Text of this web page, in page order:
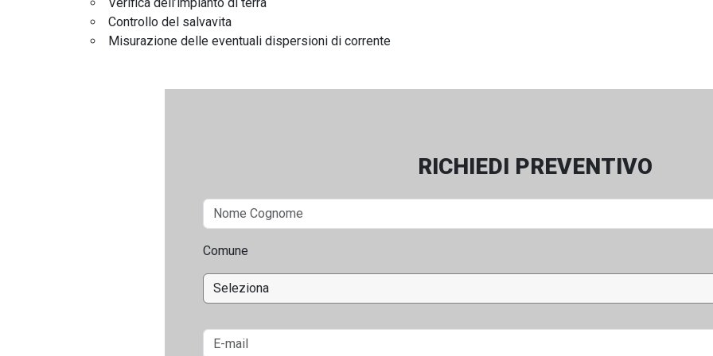
Controllo del salvavita
Misurazione delle eventuali dispersioni di corrente
RICHIEDI PREVENTIVO
Comune